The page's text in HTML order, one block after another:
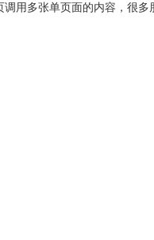
用多张单页面的内容，很